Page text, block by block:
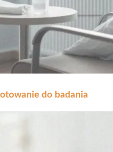
do badania